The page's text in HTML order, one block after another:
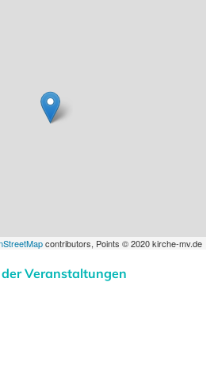
contributors, Points © 2020 kirche-mv.de
Veranstaltungen